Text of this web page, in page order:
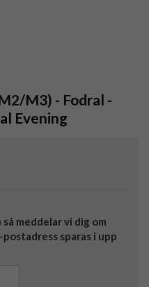
M3) - Fodral -
Evening
meddelar vi dig om
sparas i upp